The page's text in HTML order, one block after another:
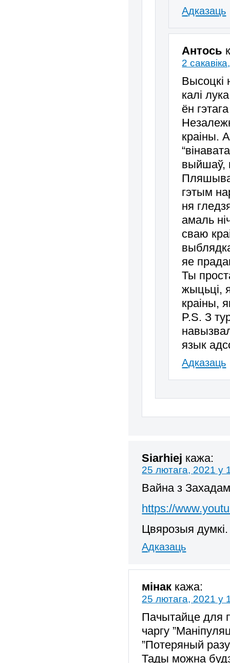
Адказаць
Антось
2
Высоцкі
калі
ён
краіны.
выйшаў,
гэтым
ня
амаль
сваю
яе
Ты
жыцьці,
краіны,
P.S. З
язык
Адказаць
Siarhiej кажа:
25 лютага, 2021 у
Вайна з
https://
Цвярозыя думкі.
Адказаць
мінак кажа:
25 лютага, 2021 у
Пачытайце для
чаргу
”Потеряный
Тады можна